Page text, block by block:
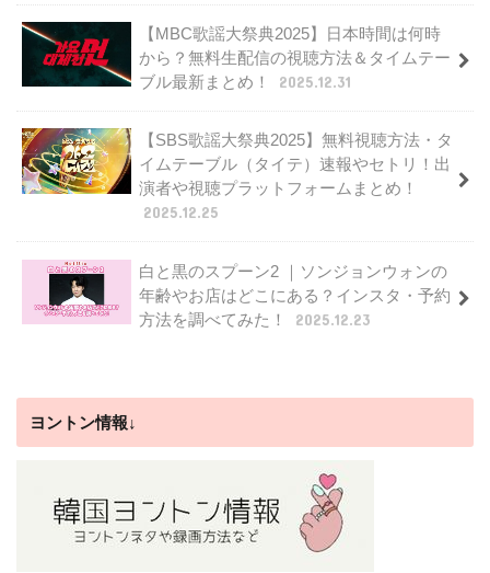
【MBC歌謡大祭典2025】日本時間は何時
から？無料生配信の視聴方法＆タイムテー
ブル最新まとめ！
2025.12.31
【SBS歌謡大祭典2025】無料視聴方法・タ
イムテーブル（タイテ）速報やセトリ！出
演者や視聴プラットフォームまとめ！
2025.12.25
白と黒のスプーン2 ｜ソンジョンウォンの
年齢やお店はどこにある？インスタ・予約
方法を調べてみた！
2025.12.23
ヨントン情報↓